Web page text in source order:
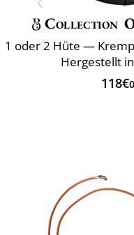
Collection
Hergestellt
118€